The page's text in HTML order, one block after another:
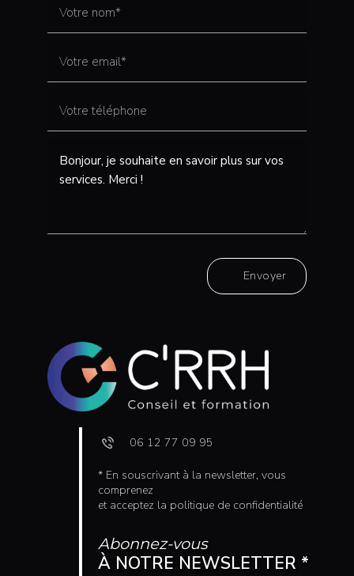
Envoyer
06 12 77 09 95
* En souscrivant à la newsletter, vous
comprenez
et acceptez la politique de confidentialité
Abonnez-vous
À NOTRE NEWSLETTER *